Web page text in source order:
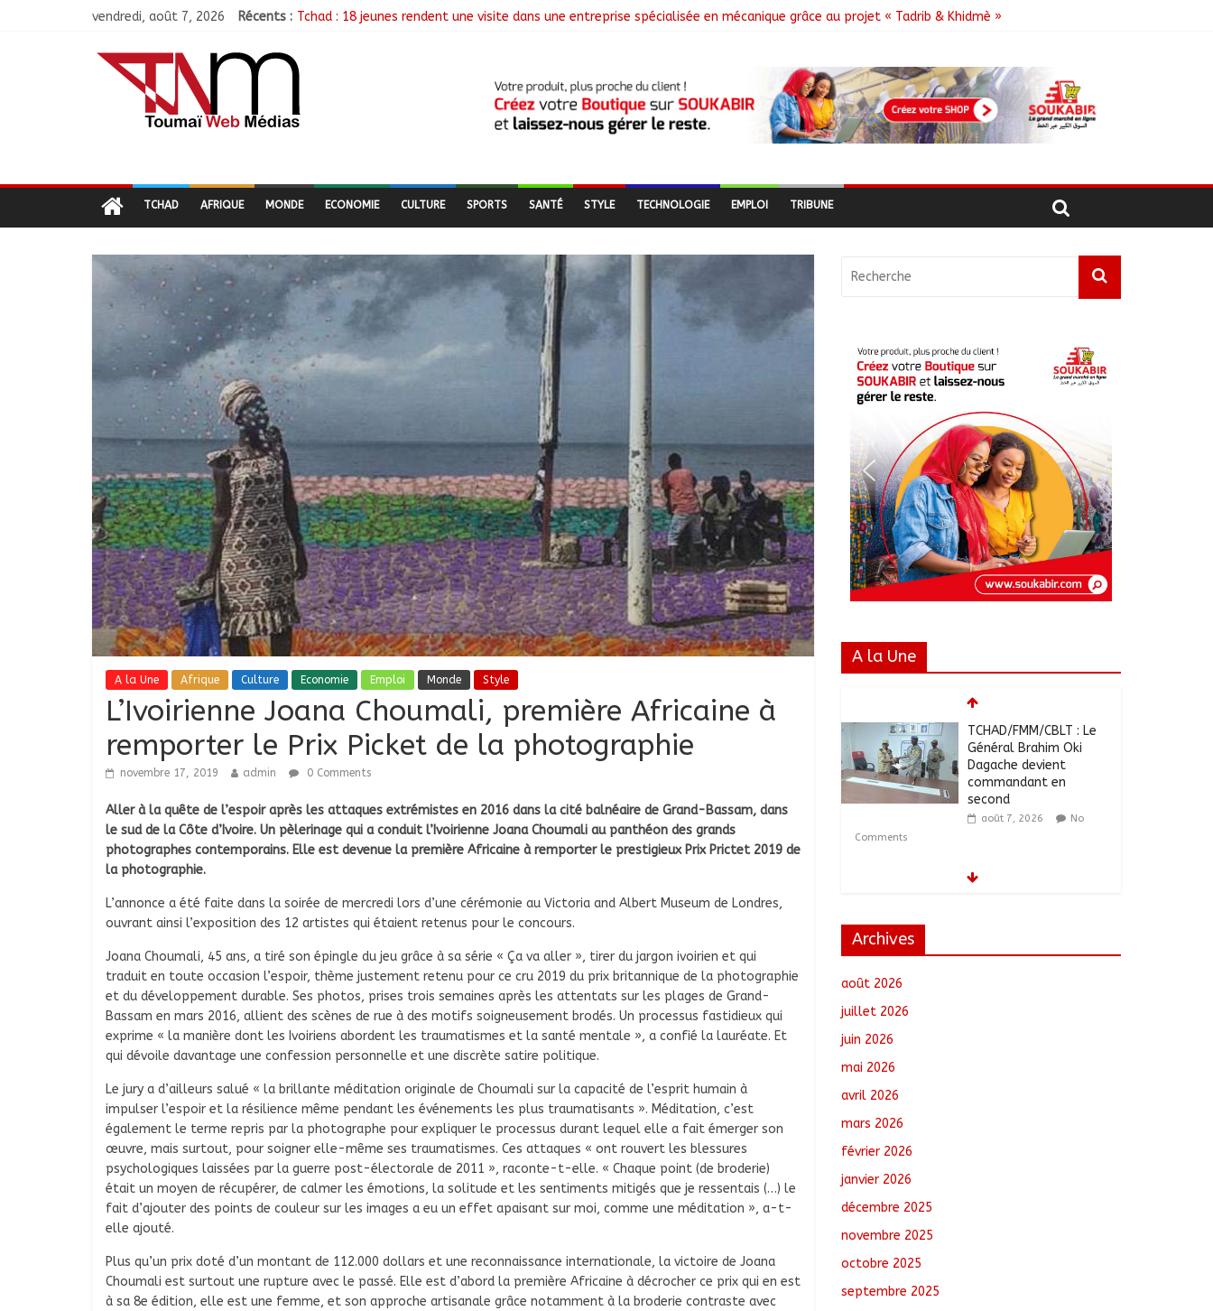
vendredi, août 7, 2026 Récents : Tchad : 18 jeunes rendent une visite dans une entreprise spécialisée en mécanique grâce au projet « Tadrib & Khidmè »
Barh-Koh : Le MPS installe ses nouvelles instances locales à Sarh Rural
Borkou : Recrudescence des braquages sur l’axe Faya-Kalaït
TCHAD AFRIQUE MONDE ECONOMIE CULTURE SPORTS SANTÉ STYLE TECHNOLOGIE EMPLOI TRIBUNE
A la Une Afrique Culture Economie Emploi Monde Style
L’Ivoirienne Joana Choumali, première Africaine à
remporter le Prix Picket de la photographie
novembre 17, 2019 admin 0 Comments
Aller à la quête de l’espoir après les attaques extrémistes en 2016 dans la cité balnéaire de Grand-Bassam, dans
le sud de la Côte d’Ivoire. Un pèlerinage qui a conduit l’Ivoirienne Joana Choumali au panthéon des grands
photographes contemporains. Elle est devenue la première Africaine à remporter le prestigieux Prix Prictet 2019 de
la photographie.
L’annonce a été faite dans la soirée de mercredi lors d’une cérémonie au Victoria and Albert Museum de Londres,
ouvrant ainsi l’exposition des 12 artistes qui étaient retenus pour le concours.
Joana Choumali, 45 ans, a tiré son épingle du jeu grâce à sa série « Ça va aller », tirer du jargon ivoirien et qui
traduit en toute occasion l’espoir, thème justement retenu pour ce cru 2019 du prix britannique de la photographie
et du développement durable. Ses photos, prises trois semaines après les attentats sur les plages de Grand-
Bassam en mars 2016, allient des scènes de rue à des motifs soigneusement brodés. Un processus fastidieux qui
exprime « la manière dont les Ivoiriens abordent les traumatismes et la santé mentale », a confié la lauréate. Et
qui dévoile davantage une confession personnelle et une discrète satire politique.
Le jury a d’ailleurs salué « la brillante méditation originale de Choumali sur la capacité de l’esprit humain à
impulser l’espoir et la résilience même pendant les événements les plus traumatisants ». Méditation, c’est
également le terme repris par la photographe pour expliquer le processus durant lequel elle a fait émerger son
œuvre, mais surtout, pour soigner elle-même ses traumatismes. Ces attaques « ont rouvert les blessures
psychologiques laissées par la guerre post-électorale de 2011 », raconte-t-elle. « Chaque point (de broderie)
était un moyen de récupérer, de calmer les émotions, la solitude et les sentiments mitigés que je ressentais (…) le
fait d’ajouter des points de couleur sur les images a eu un effet apaisant sur moi, comme une méditation », a-t-
elle ajouté.
Plus qu’un prix doté d’un montant de 112.000 dollars et une reconnaissance internationale, la victoire de Joana
Choumali est surtout une rupture avec le passé. Elle est d’abord la première Africaine à décrocher ce prix qui en est
à sa 8e édition, elle est une femme, et son approche artisanale grâce notamment à la broderie contraste avec
A la Une
TCHAD/FMM/CBLT : Le
Général Brahim Oki
Dagache devient
commandant en
second
août 7, 2026
No
Comments
Moyen-Chari :
août 7, 2026
Archives
août 2026
juillet 2026
juin 2026
mai 2026
avril 2026
mars 2026
février 2026
janvier 2026
décembre 2025
novembre 2025
octobre 2025
septembre 2025